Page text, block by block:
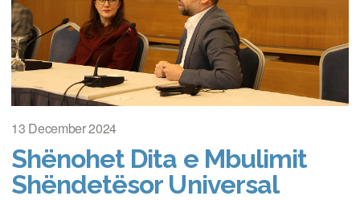
13 December 2024
Shënohet Dita e Mbulimit
Shëndetësor Universal